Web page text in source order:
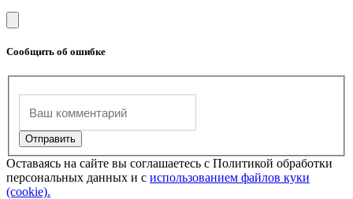
Сообщить об ошибке
Оставаясь на сайте вы соглашаетесь с Политикой обработки
персональных данных и с использованием файлов куки
(cookie).